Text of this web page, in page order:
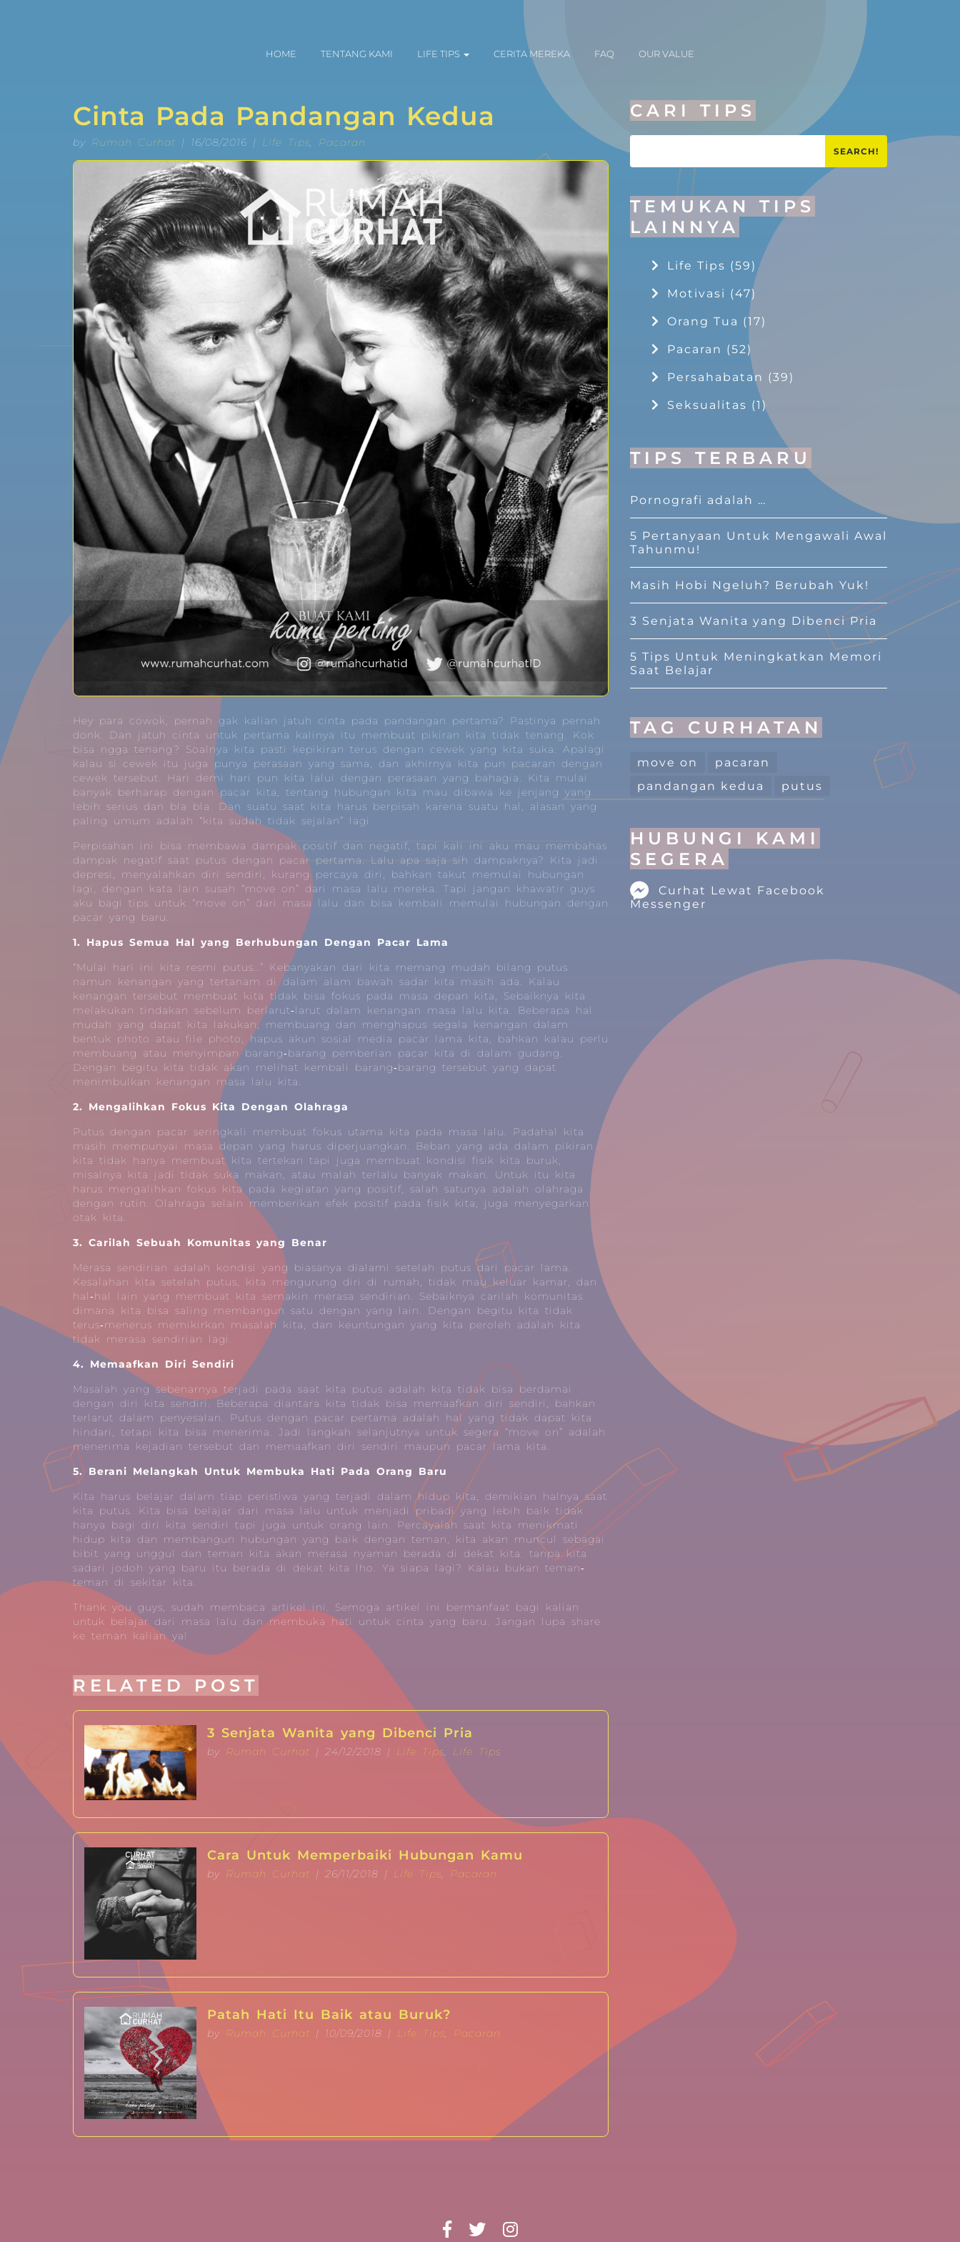
HOME TENTANG KAMI LIFE TIPS CERITA MEREKA FAQ OUR VALUE
Cinta Pada Pandangan Kedua
by Rumah Curhat | 16/08/2016 | Life Tips, Pacaran
Hey para cowok, pernah gak kalian jatuh cinta pada pandangan pertama? Pastinya pernah
donk. Dan jatuh cinta untuk pertama kalinya itu membuat pikiran kita tidak tenang. Kok
bisa ngga tenang? Soalnya kita pasti kepikiran terus dengan cewek yang kita suka. Apalagi
kalau si cewek itu juga punya perasaan yang sama, dan akhirnya kita pun pacaran dengan
cewek tersebut. Hari demi hari pun kita lalui dengan perasaan yang bahagia. Kita mulai
banyak berharap dengan pacar kita, tentang hubungan kita mau dibawa ke jenjang yang
lebih serius dan bla bla. Dan suatu saat kita harus berpisah karena suatu hal, alasan yang
paling umum adalah “kita sudah tidak sejalan” lagi.
Perpisahan ini bisa membawa dampak positif dan negatif, tapi kali ini aku mau membahas
dampak negatif saat putus dengan pacar pertama. Lalu apa saja sih dampaknya? Kita jadi
depresi, menyalahkan diri sendiri, kurang percaya diri, bahkan takut memulai hubungan
lagi, dengan kata lain susah “move on” dari masa lalu mereka. Tapi jangan khawatir guys
aku bagi tips untuk “move on” dari masa lalu dan bisa kembali memulai hubungan dengan
pacar yang baru.
1. Hapus Semua Hal yang Berhubungan Dengan Pacar Lama
“Mulai hari ini kita resmi putus…” Kebanyakan dari kita memang mudah bilang putus
namun kenangan yang tertanam di dalam alam bawah sadar kita masih ada. Kalau
kenangan tersebut membuat kita tidak bisa fokus pada masa depan kita, Sebaiknya kita
melakukan tindakan sebelum berlarut‐larut dalam kenangan masa lalu kita. Beberapa hal
mudah yang dapat kita lakukan, membuang dan menghapus segala kenangan dalam
bentuk photo atau file photo, hapus akun sosial media pacar lama kita, bahkan kalau perlu
membuang atau menyimpan barang‐barang pemberian pacar kita di dalam gudang.
Dengan begitu kita tidak akan melihat kembali barang‐barang tersebut yang dapat
menimbulkan kenangan masa lalu kita.
2. Mengalihkan Fokus Kita Dengan Olahraga
Putus dengan pacar seringkali membuat fokus utama kita pada masa lalu. Padahal kita
masih mempunyai masa depan yang harus diperjuangkan. Beban yang ada dalam pikiran
kita tidak hanya membuat kita tertekan tapi juga membuat kondisi fisik kita buruk,
misalnya kita jadi tidak suka makan, atau malah terlalu banyak makan. Untuk itu kita
harus mengalihkan fokus kita pada kegiatan yang positif, salah satunya adalah olahraga
dengan rutin. Olahraga selain memberikan efek positif pada fisik kita, juga menyegarkan
otak kita.
3. Carilah Sebuah Komunitas yang Benar
Merasa sendirian adalah kondisi yang biasanya dialami setelah putus dari pacar lama.
Kesalahan kita setelah putus, kita mengurung diri di rumah, tidak mau keluar kamar, dan
hal‐hal lain yang membuat kita semakin merasa sendirian. Sebaiknya carilah komunitas
dimana kita bisa saling membangun satu dengan yang lain. Dengan begitu kita tidak
terus‐menerus memikirkan masalah kita, dan keuntungan yang kita peroleh adalah kita
tidak merasa sendirian lagi.
4. Memaafkan Diri Sendiri
Masalah yang sebenarnya terjadi pada saat kita putus adalah kita tidak bisa berdamai
dengan diri kita sendiri. Beberapa diantara kita tidak bisa memaafkan diri sendiri, bahkan
terlarut dalam penyesalan. Putus dengan pacar pertama adalah hal yang tidak dapat kita
hindari, tetapi kita bisa menerima. Jadi langkah selanjutnya untuk segera “move on” adalah
menerima kejadian tersebut dan memaafkan diri sendiri maupun pacar lama kita.
5. Berani Melangkah Untuk Membuka Hati Pada Orang Baru
Kita harus belajar dalam tiap peristiwa yang terjadi dalam hidup kita, demikian halnya saat
kita putus. Kita bisa belajar dari masa lalu untuk menjadi pribadi yang lebih baik tidak
hanya bagi diri kita sendiri tapi juga untuk orang lain. Percayalah saat kita menikmati
hidup kita dan membangun hubungan yang baik dengan teman, kita akan muncul sebagai
bibit yang unggul dan teman kita akan merasa nyaman berada di dekat kita. tanpa kita
sadari jodoh yang baru itu berada di dekat kita lho. Ya siapa lagi? Kalau bukan teman‐
teman di sekitar kita.
Thank you guys, sudah membaca artikel ini. Semoga artikel ini bermanfaat bagi kalian
untuk belajar dari masa lalu dan membuka hati untuk cinta yang baru. Jangan lupa share
ke teman kalian ya!
RELATED POST
3 Senjata Wanita yang Dibenci Pria
by Rumah Curhat | 24/12/2018 | Life Tips, Life Tips
Cara Untuk Memperbaiki Hubungan Kamu
by Rumah Curhat | 26/11/2018 | Life Tips, Pacaran
Patah Hati Itu Baik atau Buruk?
by Rumah Curhat | 10/09/2018 | Life Tips, Pacaran
CARI TIPS
SEARCH!
TEMUKAN TIPS
LAINNYA
Life Tips (59)
Motivasi (47)
Orang Tua (17)
Pacaran (52)
Persahabatan (39)
Seksualitas (1)
TIPS TERBARU
Pornografi adalah …
5 Pertanyaan Untuk Mengawali Awal
Tahunmu!
Masih Hobi Ngeluh? Berubah Yuk!
3 Senjata Wanita yang Dibenci Pria
5 Tips Untuk Meningkatkan Memori
Saat Belajar
TAG CURHATAN
move on
pacaran
pandangan kedua
putus
HUBUNGI KAMI
SEGERA
Curhat Lewat Facebook
Messenger